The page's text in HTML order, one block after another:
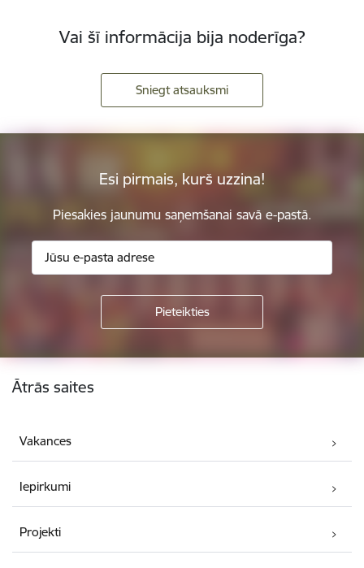
Vai šī informācija bija noderīga?
Sniegt atsauksmi
Esi pirmais, kurš uzzina!
Piesakies jaunumu saņemšanai savā e-pastā.
Kājene
Ātrās saites
Vakances
Iepirkumi
Projekti